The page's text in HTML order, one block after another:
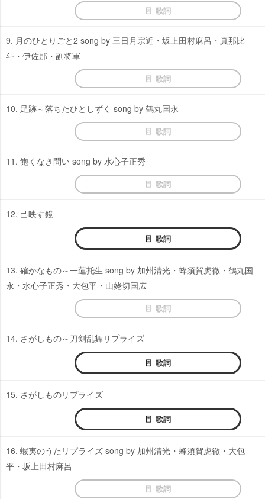
歌詞
9. 月のひとりごと2 song by 三日月宗近・坂上田村麻呂・真那比
斗・伊佐那・副将軍
歌詞
10. 足跡～落ちたひとしずく song by 鶴丸国永
歌詞
11. 飽くなき問い song by 水心子正秀
歌詞
12. 己映す鏡
歌詞
13. 確かなもの～一蓮托生 song by 加州清光・蜂須賀虎徹・鶴丸国
永・水心子正秀・大包平・山姥切国広
歌詞
14. さがしもの～刀剣乱舞リプライズ
歌詞
15. さがしものリプライズ
歌詞
16. 蝦夷のうたリプライズ song by 加州清光・蜂須賀虎徹・大包
平・坂上田村麻呂
歌詞